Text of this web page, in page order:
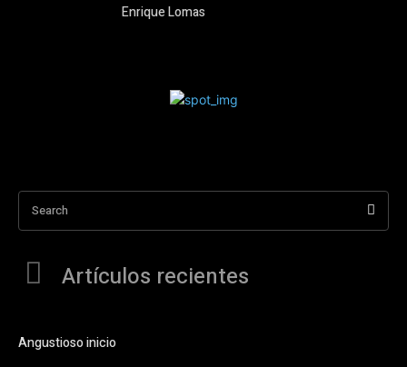
Enrique Lomas
Search
Artículos recientes
Angustioso inicio